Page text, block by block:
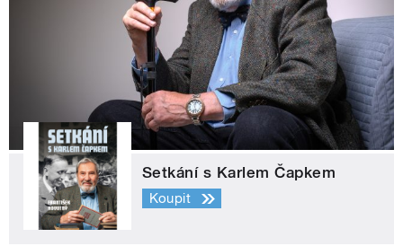
Setkání s Karlem Čapkem
Koupit